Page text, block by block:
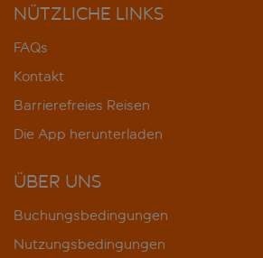
NÜTZLICHE LINKS
FAQs
Kontakt
Barrierefreies Reisen
Die App herunterladen
ÜBER UNS
Buchungsbedingungen
Nutzungsbedingungen